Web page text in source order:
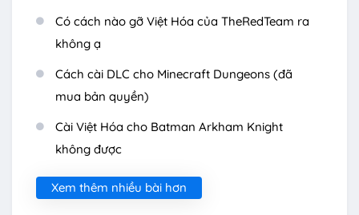
Có cách nào gỡ Việt Hóa của TheRedTeam ra
không ạ
Cách cài DLC cho Minecraft Dungeons (đã
mua bản quyền)
Cài Việt Hóa cho Batman Arkham Knight
không được
Xem thêm nhiều bài hơn